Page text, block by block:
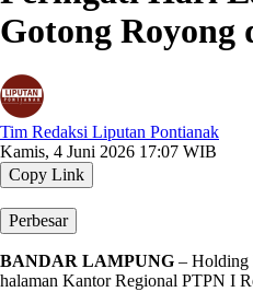
Gotong Royong
Tim Redaksi Liputan Pontianak
Kamis, 4 Juni 2026 17:07 WIB
Copy Link
Perbesar
BANDAR LAMPUNG – Holding
halaman Kantor Regional PTPN I